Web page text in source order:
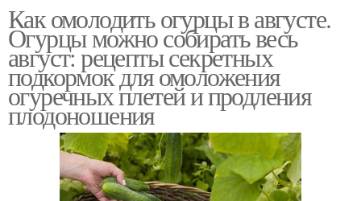
Как омолодить огурцы в августе.
Огурцы можно собирать весь
август: рецепты секретных
подкормок для омоложения
огуречных плетей и продления
плодоношения